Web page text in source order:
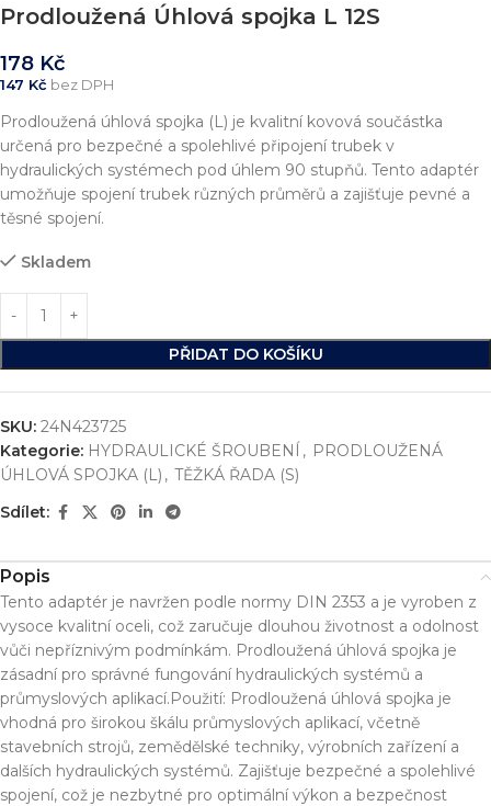
Prodloužená Úhlová spojka L 12S
178 Kč
147 Kč bez DPH
Prodloužená úhlová spojka (L) je kvalitní kovová součástka
určená pro bezpečné a spolehlivé připojení trubek v
hydraulických systémech pod úhlem 90 stupňů. Tento adaptér
umožňuje spojení trubek různých průměrů a zajišťuje pevné a
těsné spojení.
Skladem
PŘIDAT DO KOŠÍKU
SKU: 24N423725
Kategorie: HYDRAULICKÉ ŠROUBENÍ , PRODLOUŽENÁ
ÚHLOVÁ SPOJKA (L) , TĚŽKÁ ŘADA (S)
Sdílet:
Popis
Tento adaptér je navržen podle normy DIN 2353 a je vyroben z
vysoce kvalitní oceli, což zaručuje dlouhou životnost a odolnost
vůči nepříznivým podmínkám. Prodloužená úhlová spojka je
zásadní pro správné fungování hydraulických systémů a
průmyslových aplikací.Použití: Prodloužená úhlová spojka je
vhodná pro širokou škálu průmyslových aplikací, včetně
stavebních strojů, zemědělské techniky, výrobních zařízení a
dalších hydraulických systémů. Zajišťuje bezpečné a spolehlivé
spojení, což je nezbytné pro optimální výkon a bezpečnost